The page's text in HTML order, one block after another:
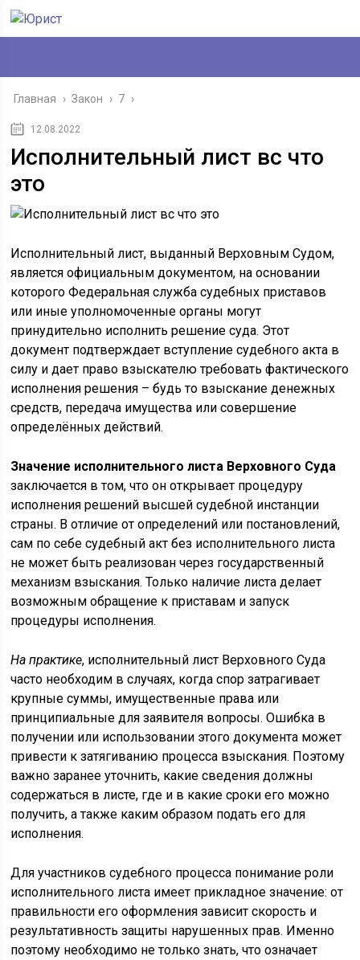
Главная › Закон › 7 ›
12.08.2022
Исполнительный лист вс что
это
Исполнительный лист, выданный Верховным Судом,
является официальным документом, на основании
которого Федеральная служба судебных приставов
или иные уполномоченные органы могут
принудительно исполнить решение суда. Этот
документ подтверждает вступление судебного акта в
силу и дает право взыскателю требовать фактического
исполнения решения – будь то взыскание денежных
средств, передача имущества или совершение
определённых действий.
Значение исполнительного листа Верховного Суда
заключается в том, что он открывает процедуру
исполнения решений высшей судебной инстанции
страны. В отличие от определений или постановлений,
сам по себе судебный акт без исполнительного листа
не может быть реализован через государственный
механизм взыскания. Только наличие листа делает
возможным обращение к приставам и запуск
процедуры исполнения.
На практике, исполнительный лист Верховного Суда
часто необходим в случаях, когда спор затрагивает
крупные суммы, имущественные права или
принципиальные для заявителя вопросы. Ошибка в
получении или использовании этого документа может
привести к затягиванию процесса взыскания. Поэтому
важно заранее уточнить, какие сведения должны
содержаться в листе, где и в какие сроки его можно
получить, а также каким образом подать его для
исполнения.
Для участников судебного процесса понимание роли
исполнительного листа имеет прикладное значение: от
правильности его оформления зависит скорость и
результативность защиты нарушенных прав. Именно
поэтому необходимо не только знать, что означает